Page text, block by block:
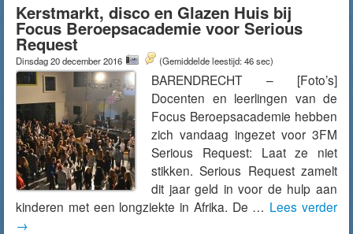
Kerstmarkt, disco en Glazen Huis bij
Focus Beroepsacademie voor Serious
Request
Dinsdag 20 december 2016 (Gemiddelde leestijd: 46 sec)
BARENDRECHT – [Foto’s]
Docenten en leerlingen van de
Focus Beroepsacademie hebben
zich vandaag ingezet voor 3FM
Serious Request: Laat ze niet
stikken. Serious Request zamelt
dit jaar geld in voor de hulp aan
kinderen met een longziekte in Afrika. De … Lees verder
→